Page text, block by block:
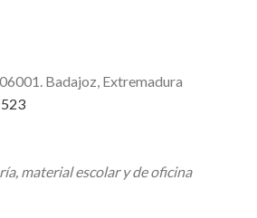
Badajoz, Extremadura
material escolar y de oficina